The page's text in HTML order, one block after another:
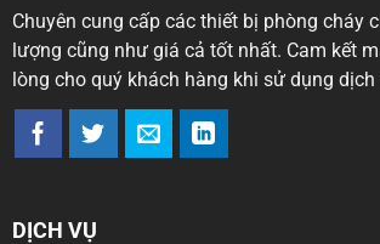
Chuyên cung cấp các thiết bị phòng cháy
lượng cũng như giá cả tốt nhất. Cam kết
lòng cho quý khách hàng khi sử dụng
DỊCH VỤ